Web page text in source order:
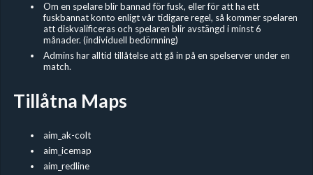
Om en spelare blir bannad för fusk, eller för att ha ett
fuskbannat konto enligt vår tidigare regel, så kommer spelaren
att diskvalificeras och spelaren blir avstängd i minst 6
månader. (individuell bedömning)
Admins har alltid tillåtelse att gå in på en spelserver under en
match.
Tillåtna Maps
aim_ak-colt
aim_icemap
aim_redline